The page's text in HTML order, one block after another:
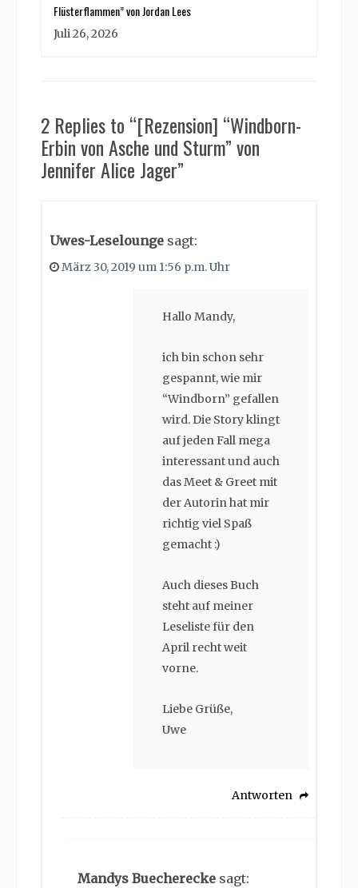
Flüsterflammen” von Jordan Lees
Juli 26, 2026
2 Replies to “[Rezension] “Windborn-
Erbin von Asche und Sturm” von
Jennifer Alice Jager”
Uwes-Leselounge sagt:
März 30, 2019 um 1:56 p.m. Uhr
Hallo Mandy,
ich bin schon sehr
gespannt, wie mir
“Windborn” gefallen
wird. Die Story klingt
auf jeden Fall mega
interessant und auch
das Meet & Greet mit
der Autorin hat mir
richtig viel Spaß
gemacht :)
Auch dieses Buch
steht auf meiner
Leseliste für den
April recht weit
vorne.
Liebe Grüße,
Uwe
Antworten
Mandys Buecherecke sagt: